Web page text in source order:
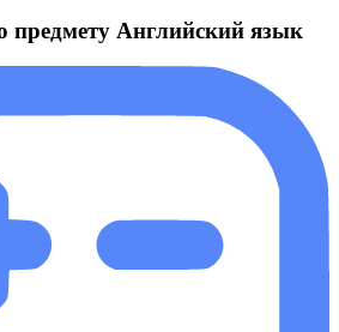
предмету Английский язык